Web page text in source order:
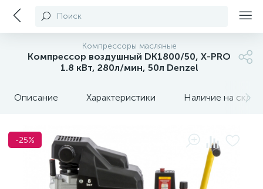
Поиск
Компрессоры масляные
Компрессор воздушный DK1800/50, Х-PRO
1.8 кВт, 280л/мин, 50л Denzel
Описание Характеристики Наличие на
-25%